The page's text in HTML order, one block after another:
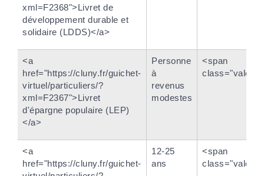
xml=F2368">Livret de
développement durable et
solidaire (LDDS)</a>
<a
href="https://cluny.fr/guichet-
virtuel/particuliers/?
xml=F2367">Livret
d'épargne populaire (LEP)
</a>
Personne
à
revenus
modestes
<span
<a
href="https://cluny.fr/guichet-
12-25
ans
<span